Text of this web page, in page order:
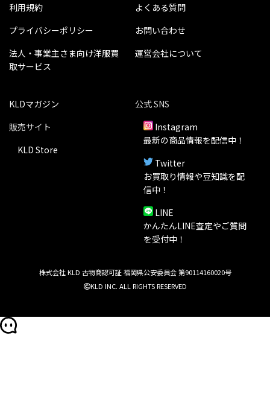
利用規約
プライバシーポリシー
法人・事業主さま向け洋服買
取サービス
よくある質問
お問い合わせ
運営会社について
KLDマガジン
販売サイト
KLD Store
公式 SNS
Instagram
最新の商品情報を配信中！
Twitter
お買取り情報や豆知識を配
信中！
LINE
かんたんLINE査定やご質問
を受付中！
株式会社 KLD 古物商認可証 福岡県公安委員会 第90114160020号
KLD INC. ALL RIGHTS RESERVED